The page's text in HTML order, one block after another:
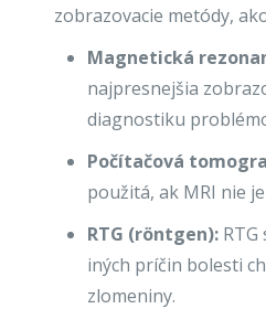
zobrazovacie metódy,
Magnetická
najpresnejšia
diagnostiku
Počítačová
použitá, ak MRI nie
RTG (röntgen):
iných príčin bolesti
zlomeniny.